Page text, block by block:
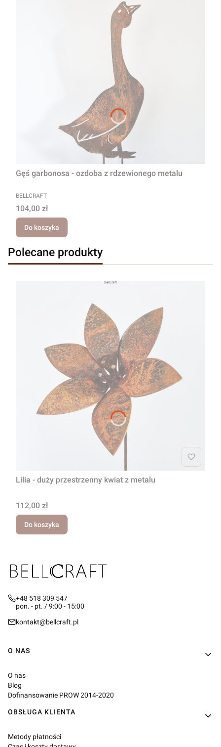
Gęś garbonosa - ozdoba z rdzewionego metalu
PRODUCENT
BELLCRAFT
Cena
104,00 zł
Do koszyka
Polecane produkty
Lilia - duży przestrzenny kwiat z metalu
Cena
112,00 zł
Do koszyka
+48 518 309 547
pon. - pt. / 9:00 - 15:00
kontakt@bellcraft.pl
Linki w stopce
O NAS
O nas
Blog
Dofinansowanie PROW 2014-2020
OBSŁUGA KLIENTA
Metody płatności